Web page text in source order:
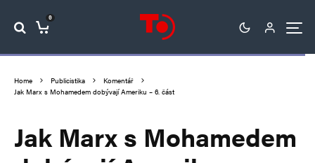
0
Home Publicistika
Komentář
Jak Marx s Mohamedem dobývají Ameriku – 6. část
Jak Marx s Mohamedem